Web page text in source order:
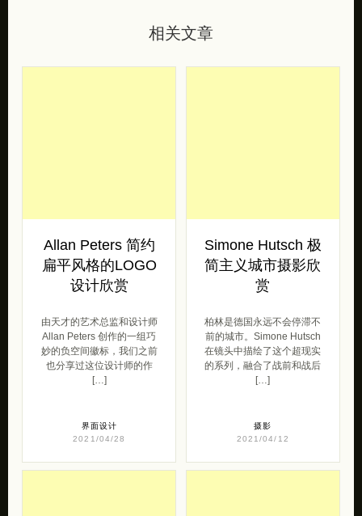
相关文章
Allan Peters 简约
扁平风格的LOGO
设计欣赏
由天才的艺术总监和设计师
Allan Peters 创作的一组巧
妙的负空间徽标，我们之前
也分享过这位设计师的作
[…]
界面设计
2021/04/28
Simone Hutsch 极
简主义城市摄影欣
赏
柏林是德国永远不会停滞不
前的城市。Simone Hutsch
在镜头中描绘了这个超现实
的系列，融合了战前和战后
[…]
摄影
2021/04/12